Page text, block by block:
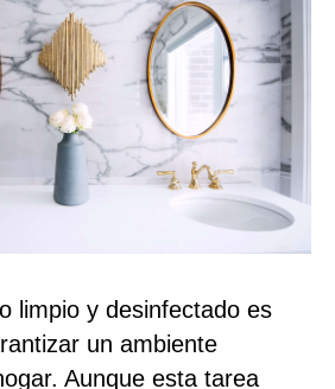
limpio y desinfectado es
un ambiente
Aunque esta tarea